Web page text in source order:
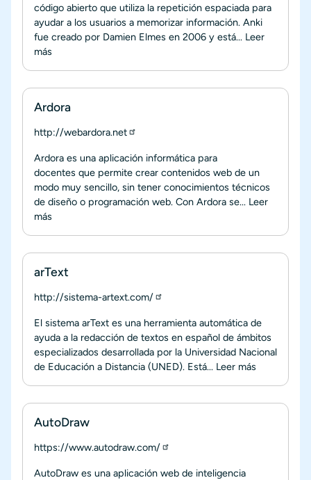
código abierto que utiliza la repetición espaciada para
ayudar a los usuarios a memorizar información. Anki
fue creado por Damien Elmes en 2006 y está... Leer
más
Ardora
http://webardora.net
Ardora es una aplicación informática para
docentes que permite crear contenidos web de un
modo muy sencillo, sin tener conocimientos técnicos
de diseño o programación web. Con Ardora se... Leer
más
arText
http://sistema-artext.com/
El sistema arText es una herramienta automática de
ayuda a la redacción de textos en español de ámbitos
especializados desarrollada por la Universidad Nacional
de Educación a Distancia (UNED). Está... Leer más
AutoDraw
https://www.autodraw.com/
AutoDraw es una aplicación web de inteligencia